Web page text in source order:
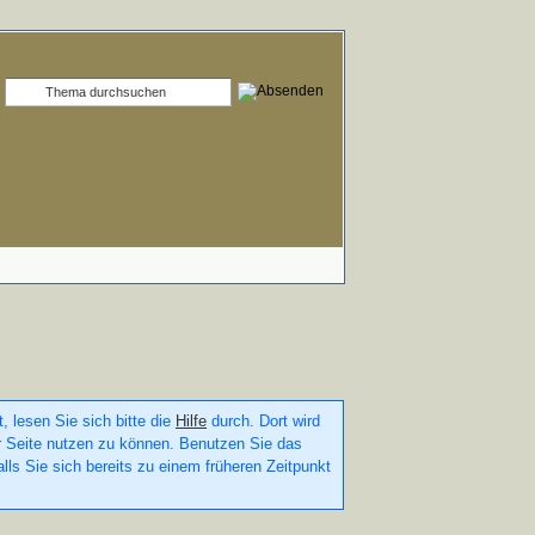
lesen Sie sich bitte die Hilfe durch. Dort wird
nutzen zu können. Benutzen Sie das
Sie sich bereits zu einem früheren Zeitpunkt